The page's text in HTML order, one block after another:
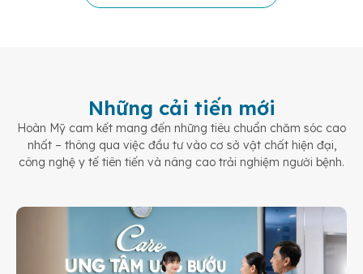
Những cải tiến mới
Hoàn Mỹ cam kết mang đến những tiêu chuẩn chăm sóc cao
nhất – thông qua việc đầu tư vào cơ sở vật chất hiện đại,
công nghệ y tế tiên tiến và nâng cao trải nghiệm người bệnh.